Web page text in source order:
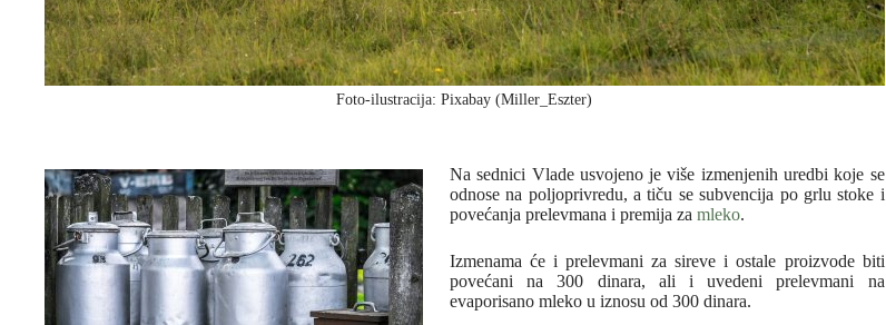
Foto-ilustracija: Pixabay (Miller_Eszter)
Na sednici Vlade usvojeno je više izmenjenih uredbi koje se
odnose na poljoprivredu, a tiču se subvencija po grlu stoke i
povećanja prelevmana i premija za mleko.
Izmenama će i prelevmani za sireve i ostale proizvode biti
povećani na 300 dinara, ali i uvedeni prelevmani na
evaporisano mleko u iznosu od 300 dinara.